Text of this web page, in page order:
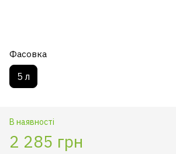
Фасовка
5 л
В наявності
2 285 грн